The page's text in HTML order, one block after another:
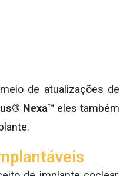
de atualizações de
Nexa™ eles também